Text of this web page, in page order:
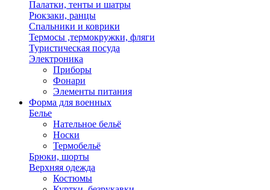
Палатки, тенты и шатры
Рюкзаки, ранцы
Спальники и коврики
Термосы ,термокружки, фляги
Туристическая посуда
Электроника
Приборы
Фонари
Элементы питания
Форма для военных
Белье
Нательное бельё
Носки
Термобельё
Брюки, шорты
Верхняя одежда
Костюмы